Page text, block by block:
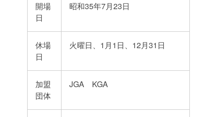
開場
日
昭和35年7月23日
休場
日
火曜日、1月1日、12月31日
加盟
団体
JGA KGA